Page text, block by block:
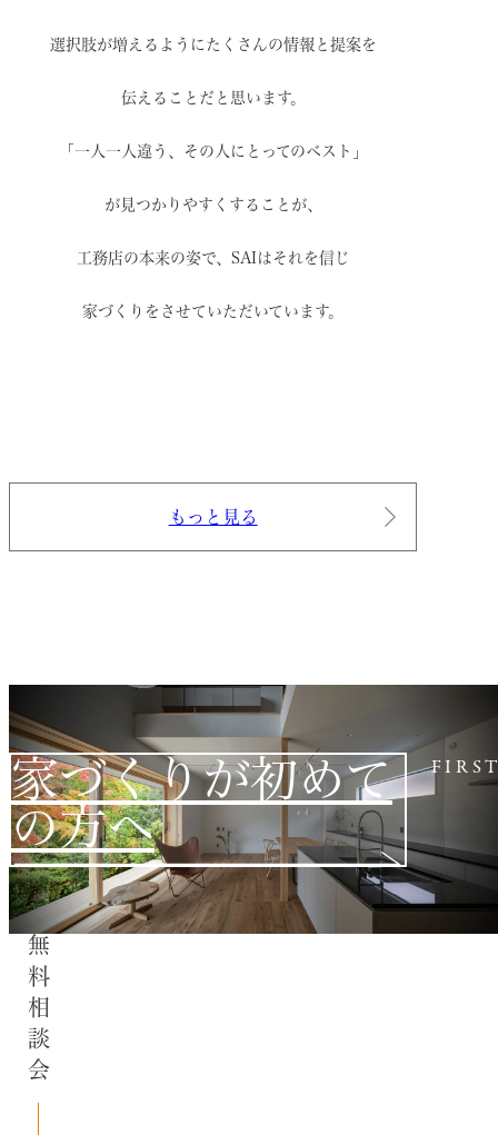
選択肢が増えるように たくさんの情報と提案を
伝えることだと思います。
「一人一人違う、その人にとってのベスト」
が見つかりやすくすることが、
工務店の本来の姿で、 SAIはそれを信じ
家づくりをさせていただいています。
もっと見る
家づくりが初めて
の方へ
無料相談会